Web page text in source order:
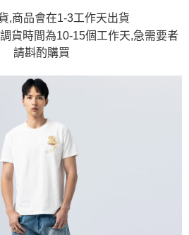
灣大哥大用戶可立即使用無須另外申請。
」，訂單成立後會自動跳轉到大哥付的交易
分期的期數、繳款截止日，確認付款後即完
確認交易或遇審核未通過，訂單將自動取
況，表示未達大哥付你分期系統評分，恕無
大哥付你分期」於每月結算日後寄送繳費提
選擇「超商條碼／台灣大直營門市／銀行轉
」等通路繳費。
有限公司」（以下簡稱本公司）所提供，讓
買商品或服務，並由商店將買賣／分期付款
約使用本公司帳單繳交帳款。
之後才付款」的支付方式。 讓您購物簡單
綁卡、不需儲值。
認證，即可結帳。
，再付款。
】
享後付」後，將跳轉至「AFTEE先享後付」
金額後，即可完成結帳。
繳費通知簡訊。
，點擊此簡訊中的連結，可透過四大超商／
行付款，方視為交易完成。
需立刻繳費，但若您需要取消訂單，請聯絡
取消之訂單仍視為有效，需透過AFTEE先享
上)免運費
上)免運費
含以上)免運費
,商品會在1-3工作天出貨
貨時間為10-15個工作天,急需要者
請斟酌購買